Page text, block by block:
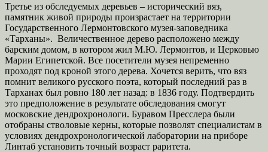
Третье из обследуемых деревьев – исторический вяз,
памятник живой природы произрастает на территории
Государственного Лермонтовского музея-заповедника
«Тарханы». Величественное дерево расположено между
барским домом, в котором жил М.Ю. Лермонтов, и Церковью
Марии Египетской. Все посетители музея непременно
проходят под кроной этого дерева. Хочется верить, что вяз
помнит великого русского поэта, который последний раз в
Тарханах был ровно 180 лет назад: в 1836 году. Подтвердить
это предположение в результате обследования смогут
московские дендрохронологи. Буравом Пресслера были
отобраны стволовые керны, которые позволят специалистам в
условиях дендрохронологической лаборатории на приборе
Линтаб установить точный возраст раритета.